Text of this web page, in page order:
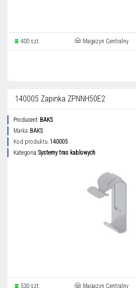
400 szt. Magazyn Centralny
140005 Zapinka ZPNNH50E2
Producent: BAKS
Marka: BAKS
Kod produktu: 140005
Kategoria:Systemy tras kablowych
530 szt. Magazyn Centralny